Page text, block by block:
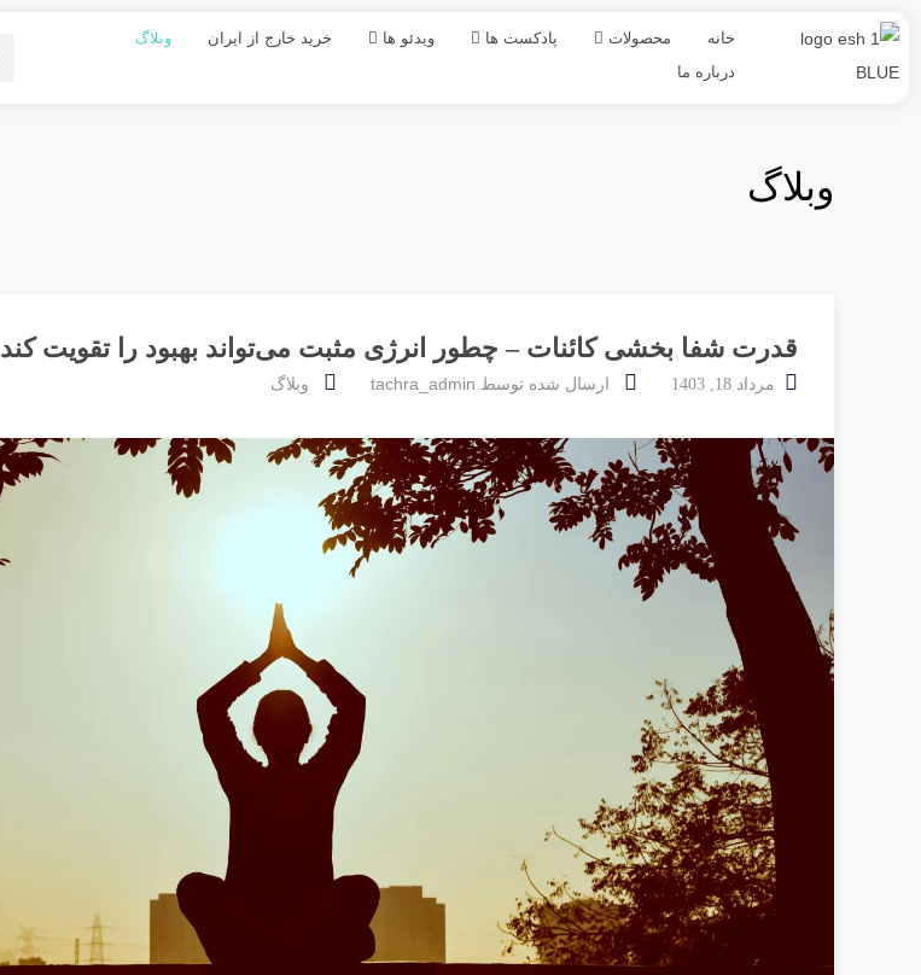
خانه محصولات پادکست ها ویدئو ها خرید خارج از ایران
وبلاگ
درباره ما
وبلاگ
قدرت شفا بخشی کائنات – چطور انرژی مثبت می‌تواند بهبود را تقویت کند
مرداد 18, 1403 ارسال شده توسط tachra_admin وبلاگ